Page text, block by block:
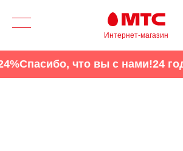
Интернет-магазин
Спасибо, что вы с нами!24 года